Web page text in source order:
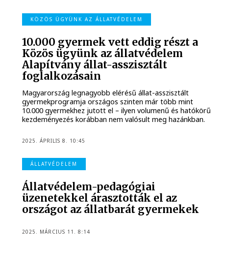
KÖZÖS ÜGYÜNK AZ ÁLLATVÉDELEM
10.000 gyermek vett eddig részt a
Közös ügyünk az állatvédelem
Alapítvány állat-asszisztált
foglalkozásain
Magyarország legnagyobb elérésű állat-asszisztált
gyermekprogramja országos szinten már több mint
10.000 gyermekhez jutott el – ilyen volumenű és hatókörű
kezdeményezés korábban nem valósult meg hazánkban.
2025. ÁPRILIS 8. 10:45
ÁLLATVÉDELEM
Állatvédelem-pedagógiai
üzenetekkel árasztották el az
országot az állatbarát gyermekek
2025. MÁRCIUS 11. 8:14